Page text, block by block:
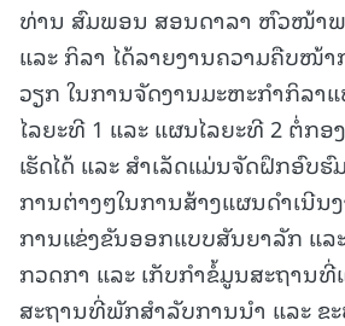
ທ່ານ ສົມພອນ ສອນດາລາ ຫົວໜ້າ
ແລະ ກິລາ ໄດ້ລາຍງານຄວາມຄືບໜ້
ວຽກ ໃນການຈັດງານມະຫະກຳກິລາ
ໄລຍະທີ 1 ແລະ ແຜນໄລຍະທີ 2 ຕໍ່ກອ
ເຮັດໄດ້ ແລະ ສໍາເລັດແມ່ນຈັດຝຶກອົບ
ການຕ່າງໆໃນການສ້າງແຜນດໍາເນີນ
ການແຂ່ງຂັນອອກແບບສັນຍາລັກ ແລ
ກວດກາ ແລະ ເກັບກຳຂໍ້ມູນສະຖານທີ່
ສະຖານທີ່ພັກສໍາລັບການນໍາ ແລະ ຂ